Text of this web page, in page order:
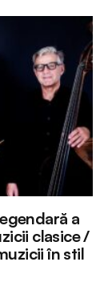
a
clasice /
în stil